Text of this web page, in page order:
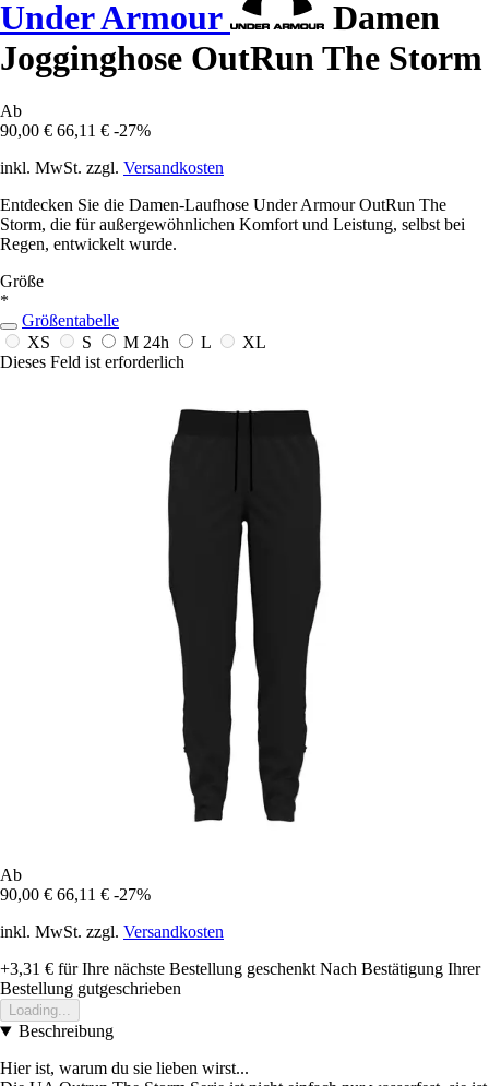
Under Armour
Damen
Jogginghose OutRun The Storm
Ab
90,00 € 66,11 € -27%
inkl. MwSt. zzgl. Versandkosten
Entdecken Sie die Damen-Laufhose Under Armour OutRun The
Storm, die für außergewöhnlichen Komfort und Leistung, selbst bei
Regen, entwickelt wurde.
Größe
*
Größentabelle
XS
S M 24h L
XL
Dieses Feld ist erforderlich
Ab
90,00 € 66,11 € -27%
inkl. MwSt. zzgl. Versandkosten
+3,31 € für Ihre nächste Bestellung geschenkt Nach Bestätigung Ihrer
Bestellung gutgeschrieben
Loading...
Beschreibung
Hier ist, warum du sie lieben wirst...